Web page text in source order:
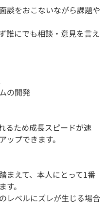
談をおこないながら課題や
誰にでも相談・意見を言え
の開発
るため成長スピードが速
ップできます。
まえて、本人にとって1番
。
レベルにズレが生じる場合